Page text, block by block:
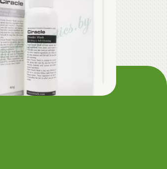
для умывания,
мягкого очищения | 60г |